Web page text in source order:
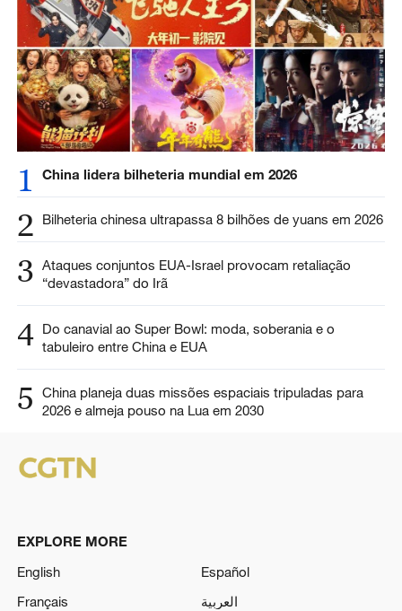
1 China lidera bilheteria mundial em 2026
2 Bilheteria chinesa ultrapassa 8 bilhões de yuans em 2026
3 Ataques conjuntos EUA-Israel provocam retaliação
“devastadora” do Irã
4 Do canavial ao Super Bowl: moda, soberania e o
tabuleiro entre China e EUA
5
China planeja duas missões espaciais tripuladas para
2026 e almeja pouso na Lua em 2030
EXPLORE MORE
English
Español
Français
العربية